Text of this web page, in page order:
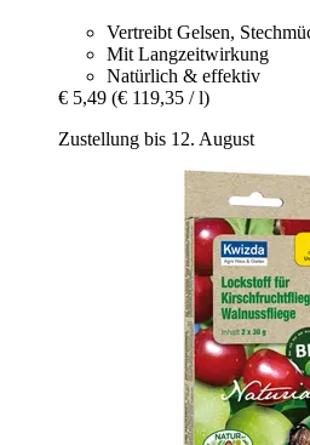
Vertreibt Gelsen,
Mit Langzeitwirkung
Natürlich & effektiv
€ 5,49 (€ 119,35 / l)
Zustellung bis 12. August